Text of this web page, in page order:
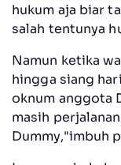
hukum aja biar
salah tentunya
Namun ketika
hingga siang
oknum anggota
masih
Dummy,"imbuh